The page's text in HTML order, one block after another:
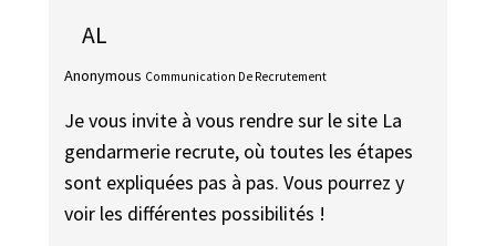
AL
Anonymous Communication De Recrutement
Je vous invite à vous rendre sur le site La
gendarmerie recrute, où toutes les étapes
sont expliquées pas à pas. Vous pourrez y
voir les différentes possibilités !